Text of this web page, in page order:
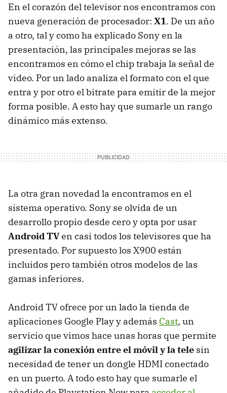
En el corazón del televisor nos encontramos con
nueva generación de procesador: X1. De un año
a otro, tal y como ha explicado Sony en la
presentación, las principales mejoras se las
encontramos en cómo el chip trabaja la señal de
video. Por un lado analiza el formato con el que
entra y por otro el bitrate para emitir de la mejor
forma posible. A esto hay que sumarle un rango
dinámico más extenso.
La otra gran novedad la encontramos en el
sistema operativo. Sony se olvida de un
desarrollo propio desde cero y opta por usar
Android TVen casi todos los televisores que ha
presentado. Por supuesto los X900 están
incluidos pero también otros modelos de las
gamas inferiores.
Android TV ofrece por un lado la tienda de
aplicaciones Google Play y además Cast, un
servicio que vimos hace unas horas que permite
agilizar la conexión entre el móvil y la tele sin
necesidad de tener un dongle HDMI conectado
en un puerto. A todo esto hay que sumarle el